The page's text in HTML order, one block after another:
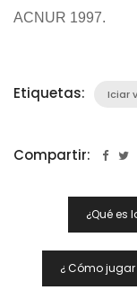
ACNUR 1997.
Etiquetas: Iciar
Compartir:
Navegación
Entradas
¿Qué es
¿ Cómo